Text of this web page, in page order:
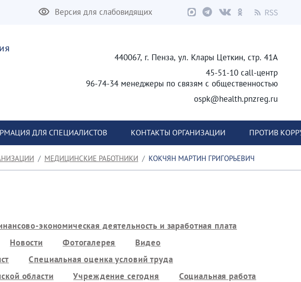
Версия для слабовидящих
440067, г. Пенза, ул. Клары Цеткин, стр. 41А
45-51-10 call-центр
96-74-34 менеджеры по связям с общественностью
ospk@health.pnzreg.ru
ДЛЯ СПЕЦИАЛИСТОВ КОНТАКТЫ ОРГАНИЗАЦИИ ПРОТИВ
МЕДИЦИНСКИЕ РАБОТНИКИ КОКЧЯН МАРТИН ГРИГОРЬЕВИЧ
экономическая деятельность и заработная плата
Новости Фотогалерея
Видео
Специальная оценка условий труда
области Учреждение сегодня
Социальная работа